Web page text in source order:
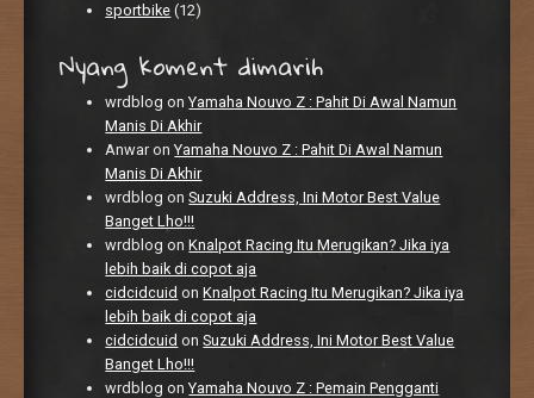
sportbike (12)
Nyang koment dimarih
wrdblog onYamaha Nouvo Z : Pahit Di Awal Namun
Manis Di Akhir
Anwar onYamaha Nouvo Z : Pahit Di Awal Namun
Manis Di Akhir
wrdblog onSuzuki Address, Ini Motor Best Value
Banget Lho!!!
wrdblog onKnalpot Racing Itu Merugikan? Jika iya
lebih baik di copot aja
cidcidcuid onKnalpot Racing Itu Merugikan? Jika iya
lebih baik di copot aja
cidcidcuid onSuzuki Address, Ini Motor Best Value
Banget Lho!!!
wrdblog onYamaha Nouvo Z : Pemain Pengganti